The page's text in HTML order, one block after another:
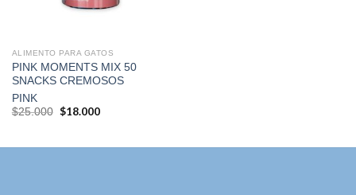
ALIMENTO PARA GATOS
PINK MOMENTS MIX 50
SNACKS CREMOSOS
PINK
$25.000
El
$18.000El